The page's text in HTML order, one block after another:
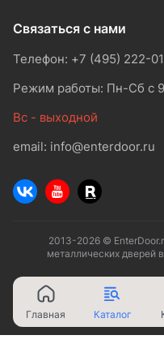
Связаться с нами
Телефон: +7 (495) 222-
Режим работы: Пн-Сб с 9
Вс - выходной
email: info@enterdoor.ru
2013-2026 ©
металлических дверей
Главная Каталог